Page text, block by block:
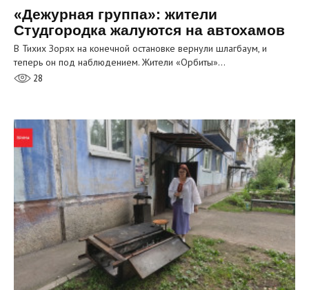
«Дежурная группа»: жители
Студгородка жалуются на автохамов
В Тихих Зорях на конечной остановке вернули шлагбаум, и
теперь он под наблюдением. Жители «Орбиты»…
28